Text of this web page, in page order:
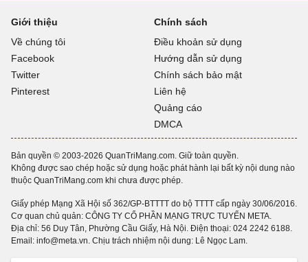
Giới thiệu
Về chúng tôi
Facebook
Twitter
Pinterest
Chính sách
Điều khoản sử dụng
Hướng dẫn sử dụng
Chính sách bảo mật
Liên hệ
Quảng cáo
DMCA
Bản quyền © 2003-2026 QuanTriMang.com. Giữ toàn quyền.
Không được sao chép hoặc sử dụng hoặc phát hành lại bất kỳ nội dung nào
thuộc QuanTriMang.com khi chưa được phép.
Giấy phép Mạng Xã Hội số 362/GP-BTTTT do bộ TTTT cấp ngày 30/06/2016.
Cơ quan chủ quản: CÔNG TY CỔ PHẦN MẠNG TRỰC TUYẾN META.
Địa chỉ: 56 Duy Tân, Phường Cầu Giấy, Hà Nội. Điện thoại: 024 2242 6188.
Email: info@meta.vn. Chịu trách nhiệm nội dung: Lê Ngọc Lam.